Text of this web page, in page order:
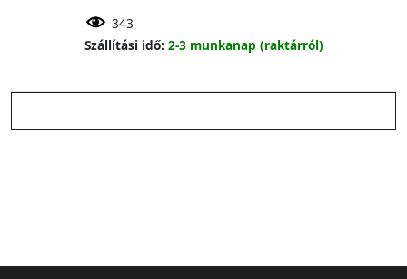
343
Szállítási idő: 2-3 munkanap (raktárról)